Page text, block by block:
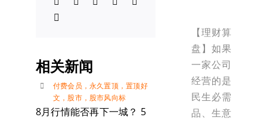
相关新闻
付费会员 ， 永久置顶，置顶好
文 ， 股市， 股市风向标
8月行情能否再下一城？ 5
【理财算
盘】如果
一家公司
经营的是
民生必需
品、生意